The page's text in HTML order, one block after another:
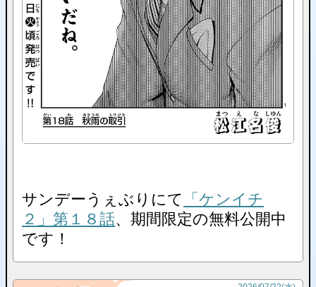
サンデーうぇぶりにて
「ケンイチ
２」第１８話、期間限定の無料公開中
です！